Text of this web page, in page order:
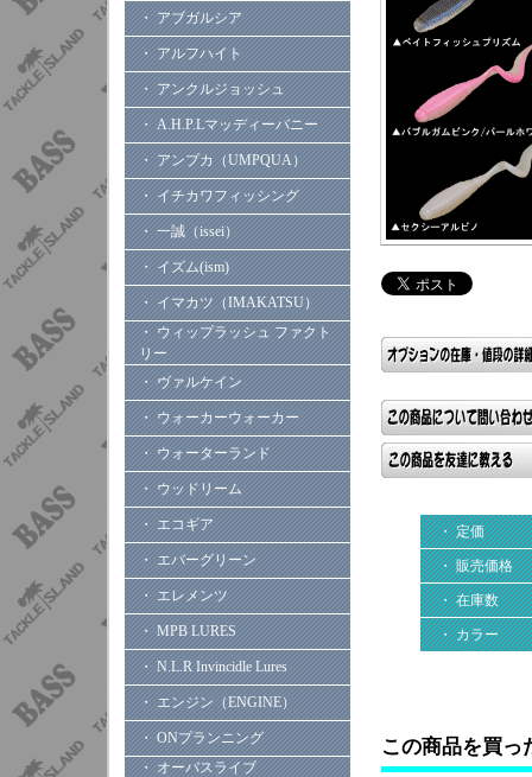
・ アブガルシア
・ アルフハイト
・ アンクルジョッシュ
・ A.H.P.Lマッディーバニー
・ アンプカ（UMPQUA）
・ イチカワフィッシング
・ 一誠（issei）
・ イズム(ism)
・ イマカツ（IMAKATSU）
・ ウィップラッシュ ファクト
リー
・ ヴァルケイン
・ ウォーカーウォーカー
・ ウォーターランド
・ ウッドリーム
・ エコギア
・ エバーグリーン
・ エレメンツ
・ MPB LURES
・ N.L.R Invincidle Lures
・ エンジン（ENGINE）
・ ONプランニング
・ オーバスライブ
・ 定価
・ 販売価格
・ 在庫数
・ カラー
この商品を買っ